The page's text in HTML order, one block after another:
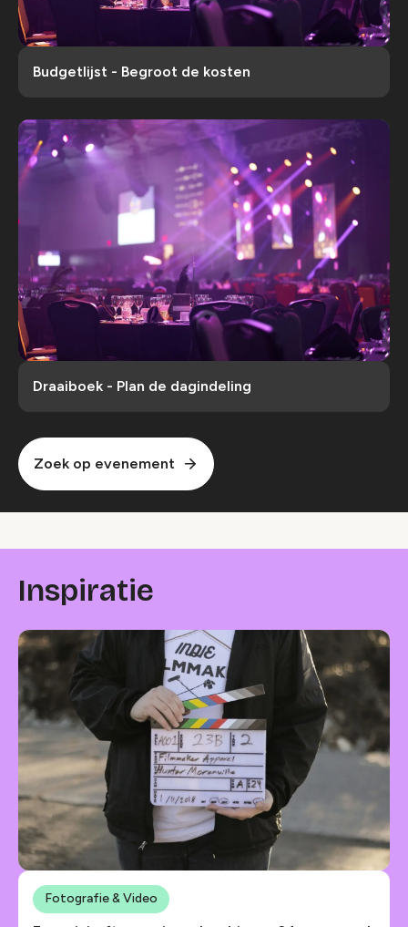
Budgetlijst - Begroot de kosten
Draaiboek - Plan de dagindeling
Zoek op evenement
Inspiratie
Fotografie & Video